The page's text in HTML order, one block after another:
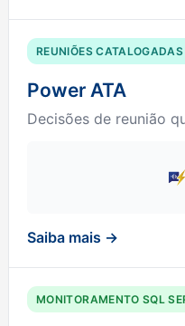
REUNIÕES
Power ATA
Decisões de reunião
Saiba mais →
MONITORAMENTO SQL